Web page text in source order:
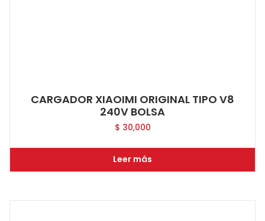
CARGADOR XIAOIMI ORIGINAL TIPO V8
240V BOLSA
$ 30,000
Leer más